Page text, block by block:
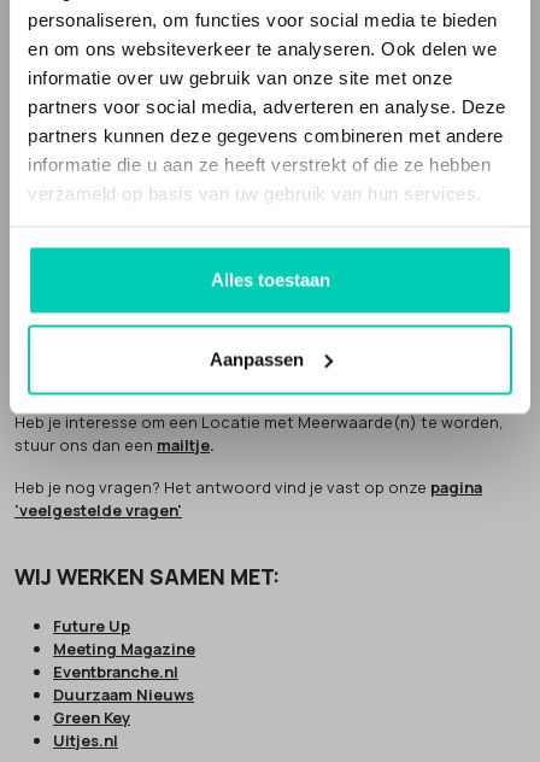
personaliseren, om functies voor social media te bieden
en om ons websiteverkeer te analyseren. Ook delen we
informatie over uw gebruik van onze site met onze
partners voor social media, adverteren en analyse. Deze
partners kunnen deze gegevens combineren met andere
informatie die u aan ze heeft verstrekt of die ze hebben
verzameld op basis van uw gebruik van hun services.
Alles toestaan
Aanpassen
Locaties met Meerwaarde(n) is een webportal die deze bijzondere
en unieke locaties verzamelt. Het is ook een sociale onderneming.
Een deel van onze omzet geven we weg aangoede doelen.
AANMELDEN LOCATIE
Een Locatie met Meerwaarde(n) word je niet zomaar. Hiervoor
opgesteld. We komen altijd zelf
langs om het verhaal van de locatie te horen en sfeer te proeven.
Heb je interesse om een Locatie met Meerwaarde(n) te worden,
stuur ons dan een mailtje.
Heb je nog vragen? Het antwoord vind je vast op onze pagina
'veelgestelde vragen'
WIJ WERKEN SAMEN MET:
Future Up
Meeting Magazine
Eventbranche.nl
Duurzaam Nieuws
Green Key
Uitjes.nl